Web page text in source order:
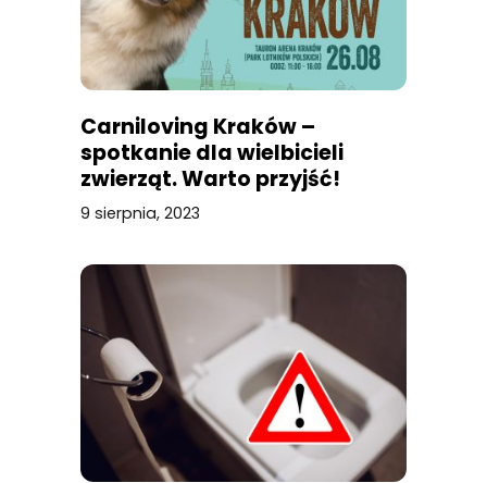
Carniloving Kraków –
spotkanie dla wielbicieli
zwierząt. Warto przyjść!
9 sierpnia, 2023